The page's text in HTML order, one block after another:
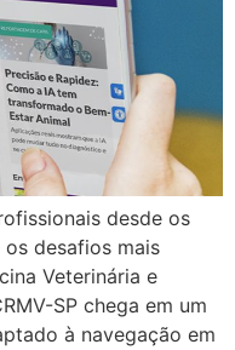
desde os
desafios mais
Veterinária e
SP chega em um
à navegação em